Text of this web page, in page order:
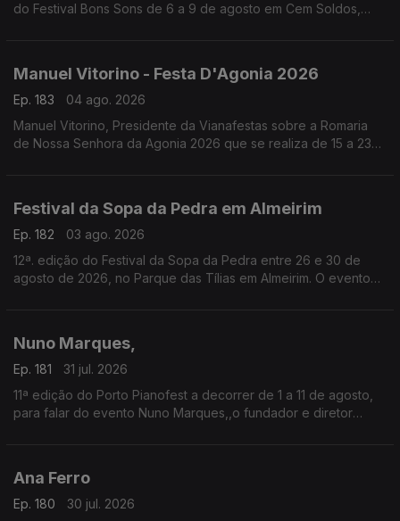
do Festival Bons Sons de 6 a 9 de agosto em Cem Soldos,
Manuel Vitorino - Festa D'Agonia 2026
Ep. 183
04 ago. 2026
Manuel Vitorino, Presidente da Vianafestas sobre a Romaria
de Nossa Senhora da Agonia 2026 que se realiza de 15 a 23
Festival da Sopa da Pedra em Almeirim
Ep. 182
03 ago. 2026
12ª. edição do Festival da Sopa da Pedra entre 26 e 30 de
agosto de 2026, no Parque das Tílias em Almeirim. O evento
O grão-confrade Luís Manso da Confraria Gastronómica de
Almeirim fala sobre este símbolo da gastronomia.
Nuno Marques,
Ep. 181
31 jul. 2026
11ª edição do Porto Pianofest a decorrer de 1 a 11 de agosto,
para falar do evento Nuno Marques,,o fundador e diretor
Ana Ferro
Ep. 180
30 jul. 2026